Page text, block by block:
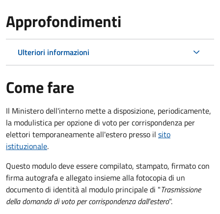
Approfondimenti
Ulteriori informazioni
Come fare
Il Ministero dell'interno mette a disposizione, periodicamente,
la modulistica per opzione di voto per corrispondenza per
elettori temporaneamente all'estero presso il sito
istituzionale.
Questo modulo deve essere compilato, stampato, firmato con
firma autografa e allegato insieme alla fotocopia di un
documento di identità al modulo principale di "Trasmissione
della domanda di voto per corrispondenza dall'estero".